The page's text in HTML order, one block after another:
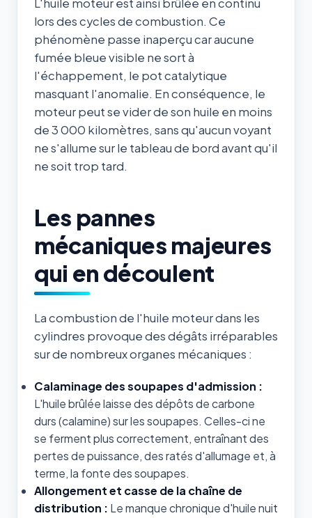
lors des cycles de combustion. Ce
phénomène passe inaperçu car aucune
fumée bleue visible ne sort à
l'échappement, le pot catalytique
masquant l'anomalie. En conséquence, le
moteur peut se vider de son huile en moins
de 3 000 kilomètres, sans qu'aucun voyant
ne s'allume sur le tableau de bord avant qu'il
ne soit trop tard.
Les pannes
mécaniques majeures
qui en découlent
La combustion de l'huile moteur dans les
cylindres provoque des dégâts irréparables
sur de nombreux organes mécaniques :
Calaminage des soupapes d'admission :
L'huile brûlée laisse des dépôts de carbone
durs (calamine) sur les soupapes. Celles-ci ne
se ferment plus correctement, entraînant des
pertes de puissance, des ratés d'allumage et, à
terme, la fonte des soupapes.
Allongement et casse de la chaîne de
distribution : Le manque chronique d'huile nuit